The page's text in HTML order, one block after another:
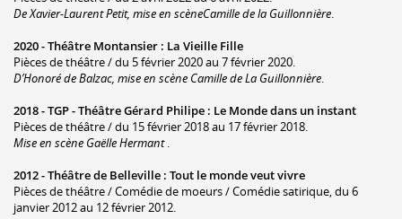
De Xavier-Laurent Petit, mise en scèneCamille de la Guillonnière.
2020 -Théâtre Montansier : La Vieille Fille
Pièces de théâtre / du 5 février 2020 au 7 février 2020.
D’Honoré de Balzac, mise en scène Camille de La Guillonnière.
2018 -TGP - Théâtre Gérard Philipe : Le Monde dans un instant
Pièces de théâtre / du 15 février 2018 au 17 février 2018.
Mise en scène Gaëlle Hermant.
2012 -Théâtre de Belleville : Tout le monde veut vivre
Pièces de théâtre / Comédie de moeurs / Comédie satirique, du 6
janvier 2012 au 12 février 2012.